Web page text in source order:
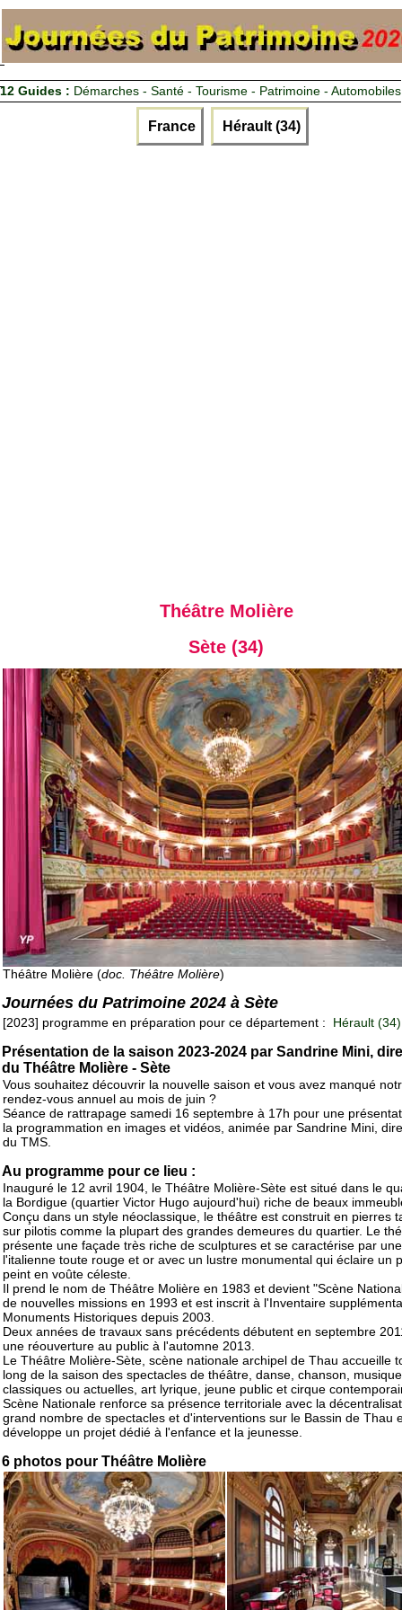
12 Guides : Démarches - Santé - Tourisme - Patrimoine - Automobiles
France Hérault (34)
Théâtre Molière
Sète (34)
Théâtre Molière (doc. Théâtre Molière)
Journées du Patrimoine 2024 à Sète
[2023] programme en préparation pour ce département : Hérault (34)
Présentation de la saison 2023-2024 par Sandrine Mini,
du Théâtre Molière - Sète
Vous souhaitez découvrir la nouvelle saison et vous avez manqué
rendez-vous annuel au mois de juin ?
Séance de rattrapage samedi 16 septembre à 17h pour une
la programmation en images et vidéos, animée par Sandrine Mini,
du TMS.
Au programme pour ce lieu :
Inauguré le 12 avril 1904, le Théâtre Molière-Sète est situé dans le
la Bordigue (quartier Victor Hugo aujourd'hui) riche de beaux
Conçu dans un style néoclassique, le théâtre est construit en pierres
sur pilotis comme la plupart des grandes demeures du quartier. Le
présente une façade très riche de sculptures et se caractérise par
l'italienne toute rouge et or avec un lustre monumental qui éclaire un
peint en voûte céleste.
Il prend le nom de Théâtre Molière en 1983 et devient "Scène
de nouvelles missions en 1993 et est inscrit à l'Inventaire
Monuments Historiques depuis 2003.
Deux années de travaux sans précédents débutent en septembre
une réouverture au public à l'automne 2013.
Le Théâtre Molière-Sète, scène nationale archipel de Thau accueille
long de la saison des spectacles de théâtre, danse, chanson,
classiques ou actuelles, art lyrique, jeune public et cirque
Scène Nationale renforce sa présence territoriale avec la
grand nombre de spectacles et d'interventions sur le Bassin de Thau
développe un projet dédié à l'enfance et la jeunesse.
6 photos pour Théâtre Molière